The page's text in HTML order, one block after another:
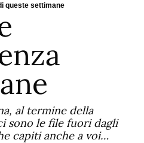
queste settimane
al termine della
sono le file fuori dagli
capiti anche a voi…